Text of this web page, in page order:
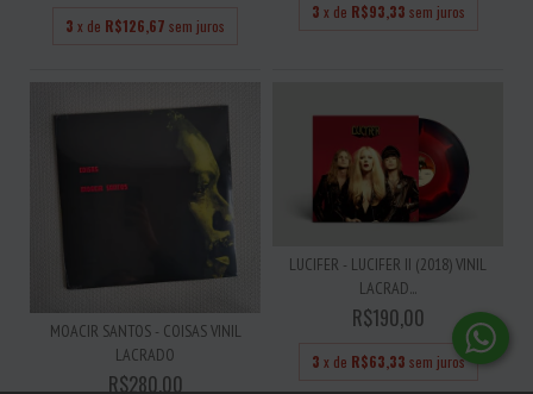
3 x de R$126,67 sem juros
3 x de R$93,33 sem juros
MOACIR SANTOS - COISAS VINIL
LACRADO
R$280,00
LUCIFER - LUCIFER II (2018) VINIL
LACRAD...
R$190,00
3 x de R$63,33 sem juros